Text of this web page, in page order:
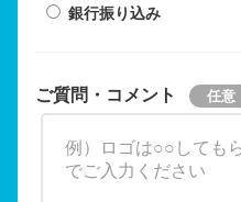
銀行振り込み
ご質問・コメント